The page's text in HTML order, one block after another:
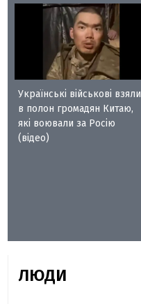
Українські військові взяли
в полон громадян Китаю,
які воювали за Росію
(відео)
ЛЮДИ